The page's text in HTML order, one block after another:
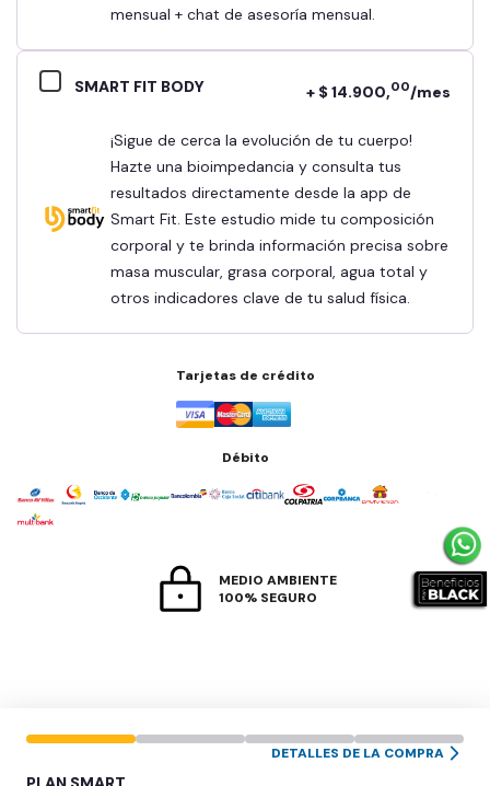
mensual + chat de asesoría mensual.
SMART FIT BODY + $ 14.900,00/mes
¡Sigue de cerca la evolución de tu cuerpo!
Hazte una bioimpedancia y consulta tus
resultados directamente desde la app de
Smart Fit. Este estudio mide tu composición
corporal y te brinda información precisa sobre
masa muscular, grasa corporal, agua total y
otros indicadores clave de tu salud física.
DETALLES DE LA COMPRA
Tarjetas de crédito
Débito
MEDIO AMBIENTE
100% SEGURO